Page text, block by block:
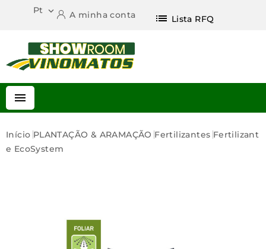
Pt  A minha conta list Lista RFQ

Início PLANTAÇÃO & ARAMAÇÃO Fertilizantes Fertilizant
E EcoSystem